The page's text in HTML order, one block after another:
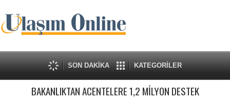
SON DAKİKA KATEGORİLER
BAKANLIKTAN ACENTELERE 1,2 MİLYON DESTEK